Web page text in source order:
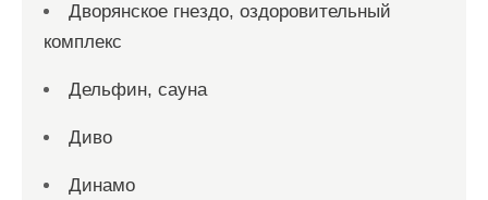
Дворянское гнездо, оздоровительный
комплекс
Дельфин, сауна
Диво
Динамо